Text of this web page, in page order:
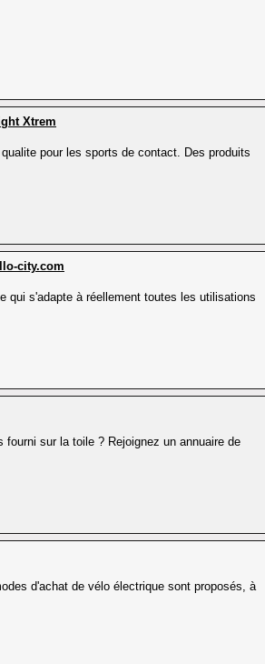
Xtrem
pour les sports de contact. Des produits
city.com
qui s'adapte à réellement toutes les utilisations
sur la toile ? Rejoignez un annuaire de
d'achat de vélo électrique sont proposés, à